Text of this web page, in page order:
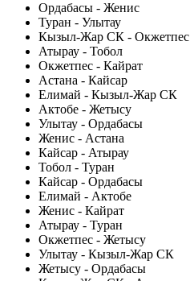
Ордабасы - Женис
Туран - Улытау
Кызыл-Жар СК - Окжетпес
Атырау - Тобол
Окжетпес - Кайрат
Астана - Кайсар
Елимай - Кызыл-Жар СК
Актобе - Жетысу
Улытау - Ордабасы
Женис - Астана
Кайсар - Атырау
Тобол - Туран
Кайсар - Ордабасы
Елимай - Актобе
Женис - Кайрат
Атырау - Туран
Окжетпес - Жетысу
Улытау - Кызыл-Жар СК
Жетысу - Ордабасы